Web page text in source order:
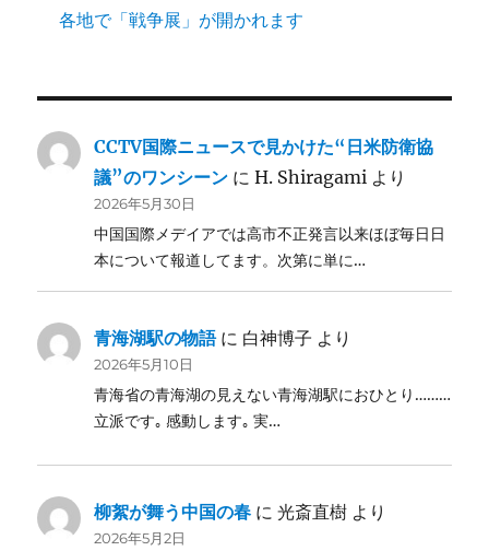
各地で「戦争展」が開かれます
CCTV国際ニュースで見かけた“日米防衛協
議”のワンシーン にH. Shiragami より
2026年5月30日
中国国際メデイアでは高市不正発言以来ほぼ毎日日
本について報道してます。次第に単に…
青海湖駅の物語に 白神博子 より
2026年5月10日
青海省の青海湖の見えない青海湖駅におひとり………
立派です｡ 感動します｡ 実…
柳絮が舞う中国の春 に光斎直樹 より
2026年5月2日